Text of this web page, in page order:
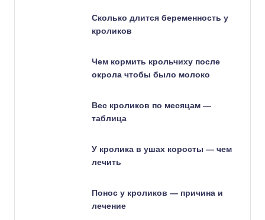
Сколько длится беременность у
кроликов
Чем кормить крольчиху после
окрола чтобы было молоко
Вес кроликов по месяцам —
таблица
У кролика в ушах коросты — чем
лечить
Понос у кроликов — причина и
лечение